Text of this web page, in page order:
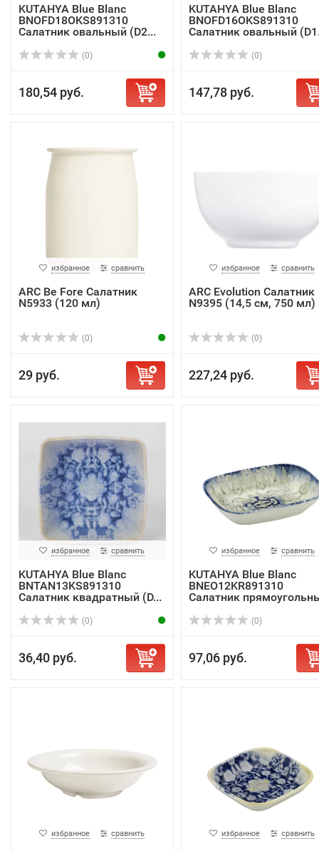
KUTAHYA Blue Blanc
BNOFD18OKS891310
Салатник овальный (D2...
(0)
180,54 руб.
KUTAHYA Blue Blanc
BNOFD16OKS891310
Салатник овальный
(0)
147,78 руб.
избранное сравнить
ARC Be Fore Салатник
N5933 (120 мл)
(0)
29 руб.
избранное сравнить
ARC Evolution Салатник
N9395 (14,5 см, 750 мл)
(0)
227,24 руб.
избранное сравнить
KUTAHYA Blue Blanc
BNTAN13KS891310
Салатник квадратный (D...
(0)
36,40 руб.
избранное сравнить
KUTAHYA Blue Blanc
BNEO12KR891310
Салатник
(0)
97,06 руб.
избранное сравнить избранное сравнить